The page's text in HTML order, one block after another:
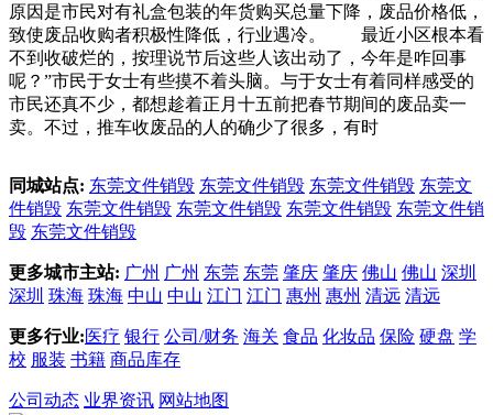
原因是市民对有礼盒包装的年货购买总量下降，废品价格低，
致使废品收购者积极性降低，行业遇冷。 最近小区根本看
不到收破烂的，按理说节后这些人该出动了，今年是咋回事
呢？”市民于女士有些摸不着头脑。与于女士有着同样感受的
市民还真不少，都想趁着正月十五前把春节期间的废品卖一
卖。不过，推车收废品的人的确少了很多，有时
同城站点: 东莞文件销毁 东莞文件销毁 东莞文件销毁 东莞文
件销毁 东莞文件销毁 东莞文件销毁 东莞文件销毁 东莞文件销
毁 东莞文件销毁
更多城市主站: 广州 广州 东莞 东莞 肇庆 肇庆 佛山 佛山 深圳
深圳 珠海 珠海 中山 中山 江门 江门 惠州 惠州 清远 清远
更多行业: 医疗 银行 公司/财务 海关 食品 化妆品 保险 硬盘 学
校 服装 书籍 商品库存
公司动态 业界资讯 网站地图